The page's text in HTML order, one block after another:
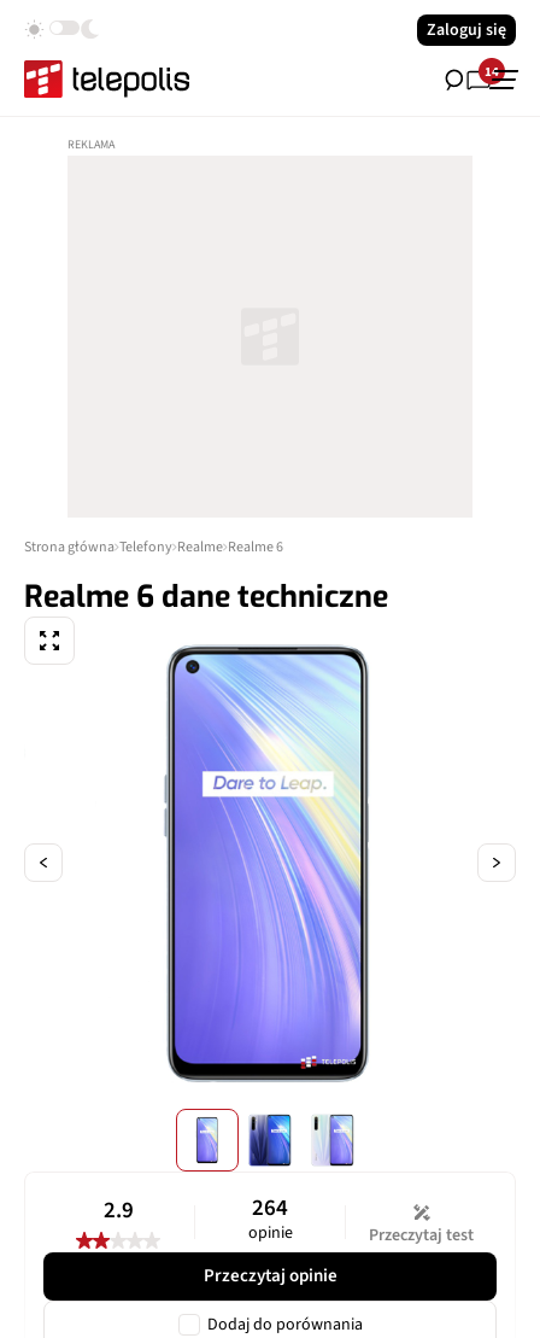
Zaloguj się
14
Strona główna Telefony Realme Realme 6
Realme 6 dane techniczne
2.9 264
opinie Przeczytaj test
Przeczytaj opinie
Dodaj do porównania